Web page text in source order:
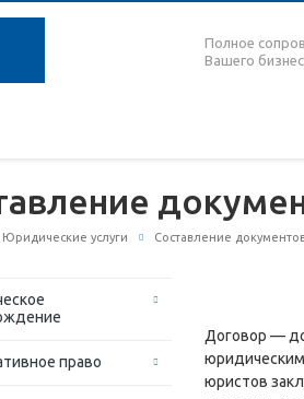
Полное
Вашего
Юридические услуги Составление
право
Договор —
юристов